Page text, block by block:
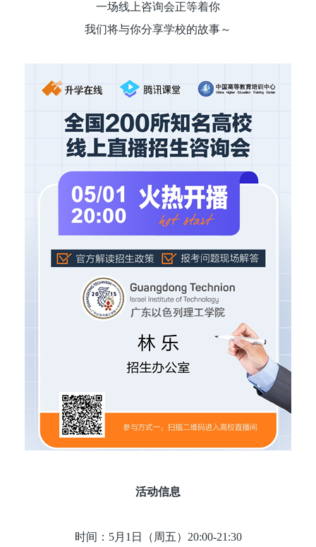
一场线上咨询会正等着你
我们将与你分享学校的故事～
活动信息
时间：5月1日（周五）20:00-21:30